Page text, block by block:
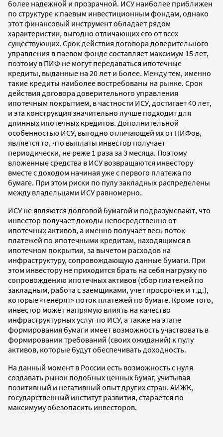
более надежной и прозрачной. ИСУ наиболее приближен
по структуре к паевым инвестиционным фондам, однако
этот финансовый инструмент обладает рядом
характеристик, выгодно отличающих его от всех
существующих. Срок действия договора доверительного
управления в паевом фонде составляет максимум 15 лет,
поэтому в ПИФ не могут передаваться ипотечные
кредиты, выданные на 20 лет и более. Между тем, именно
такие кредиты наиболее востребованы на рынке. Срок
действия договора доверительного управления
ипотечным покрытием, в частности ИСУ, достигает 40 лет,
и эта конструкция значительно лучше подходит для
длинных ипотечных кредитов. Дополнительной
особенностью ИСУ, выгодно отличающей их от ПИФов,
является то, что выплаты инвестор получает
периодически, не реже 1 раза за 3 месяца. Поэтому
вложенные средства в ИСУ возвращаются инвестору
вместе с доходом начиная уже с первого платежа по
бумаге. При этом риски по пулу закладных распределены
между владельцами ИСУ равномерно.
ИСУ не являются долговой бумагой и подразумевают, что
инвестор получает доходы непосредственно от
ипотечных активов, а именно получает весь поток
платежей по ипотечными кредитам, находящимся в
ипотечном покрытии, за вычетом расходов на
инфраструктуру, сопровождающую данные бумаги. При
этом инвестору не приходится брать на себя нагрузку по
сопровождению ипотечных активов (сбор платежей по
закладным, работа с заемщиками, учет просрочек и т.д.),
которые «генерят» поток платежей по бумаге. Кроме того,
инвестор может напрямую влиять на качество
инфраструктурных услуг по ИСУ, а также на этапе
формирования бумаги имеет возможность участвовать в
формировании требований (своих ожиданий) к пулу
активов, которые будут обеспечивать доходность.
На данный момент в России есть возможность с нуля
создавать рынок подобных ценных бумаг, учитывая
позитивный и негативный опыт других стран. АИЖК,
государственный институт развития, старается по
максимуму обезопасить инвесторов.